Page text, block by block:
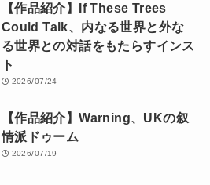
【作品紹介】If These Trees
Could Talk、内なる世界と外な
る世界との対話をもたらすインス
ト
2026/07/24
【作品紹介】Warning、UKの叙
情派ドゥーム
2026/07/19